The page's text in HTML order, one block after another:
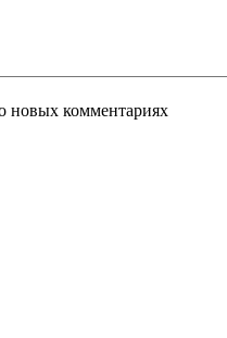
новых комментариях